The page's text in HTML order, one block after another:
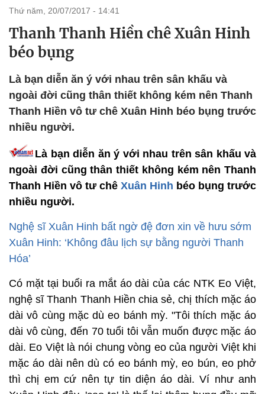
thứ năm, 20/07/2017 - 14:41
Thanh Thanh Hiền chê Xuân Hinh
béo bụng
Là bạn diễn ăn ý với nhau trên sân khấu và
ngoài đời cũng thân thiết không kém nên Thanh
Thanh Hiền vô tư chê Xuân Hinh béo bụng trước
nhiều người.
Là bạn diễn ăn ý với nhau trên sân khấu và
ngoài đời cũng thân thiết không kém nên Thanh
Thanh Hiền vô tư chê Xuân Hinh béo bụng trước
nhiều người.
Nghệ sĩ Xuân Hinh bất ngờ đệ đơn xin về hưu sớm
Xuân Hinh: ‘Không đâu lịch sự bằng người Thanh
Hóa’
Có mặt tại buổi ra mắt áo dài của các NTK Eo Việt,
nghệ sĩ Thanh Thanh Hiền chia sẻ, chị thích mặc áo
dài vô cùng mặc dù eo bánh mỳ. "Tôi thích mặc áo
dài vô cùng, đến 70 tuổi tôi vẫn muốn được mặc áo
dài. Eo Việt là nói chung vòng eo của người Việt khi
mặc áo dài nên dù có eo bánh mỳ, eo bún, eo phở
thì chị em cứ nên tự tin diện áo dài. Ví như anh